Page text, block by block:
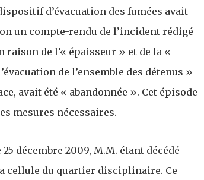
d’évacuation des fumées avait
un compte-rendu de l’incident rédigé
raison de l’« épaisseur » et de la «
de l’ensemble des détenus »
avait été « abandonnée ». Cet épisode
mesures nécessaires.
décembre 2009, M.M. étant décédé
cellule du quartier disciplinaire. Ce